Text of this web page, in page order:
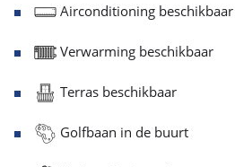
Airconditioning beschikbaar
Verwarming beschikbaar
Terras beschikbaar
Golfbaan in de buurt